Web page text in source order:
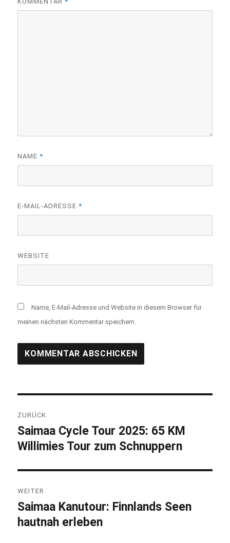
NAME*
E-MAIL-ADRESSE*
WEBSITE
Name, E-Mail-Adresse und Website in diesem Browser für
meinen nächsten Kommentar speichern.
ZURÜCK
Vorheriger
Beitrag:
Saimaa Cycle Tour 2025: 65 KM
Willimies Tour zum Schnuppern
WEITER
Nächster
Beitrag:
Saimaa Kanutour: Finnlands Seen
hautnah erleben